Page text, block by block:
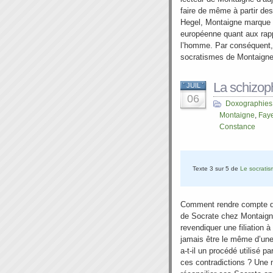
faire de même à partir
Hegel, Montaigne
européenne quant aux
l’homme. Par
socratismes de
JUIL
06
La
Doxographies
Montaigne,
Constance
Texte 3 sur 5 de Le
Comment rendre compte
de Socrate chez
revendiquer une filiation
jamais être le même
a-t-il un procédé utilisé
ces contradictions ? Une